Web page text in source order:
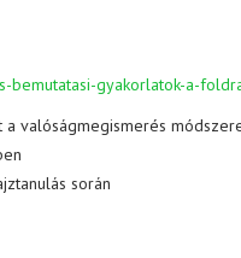
gyakorlatok-a-
valóságmegismerés
során